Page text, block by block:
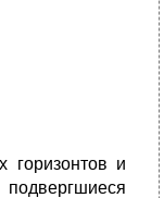
горизонтов и